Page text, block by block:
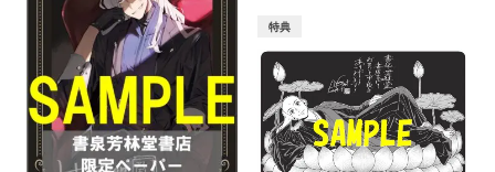
特典